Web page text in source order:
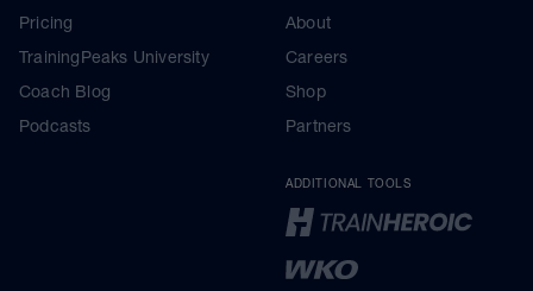
Pricing
TrainingPeaks University
Coach Blog
Podcasts
About
Careers
Shop
Partners
ADDITIONAL TOOLS